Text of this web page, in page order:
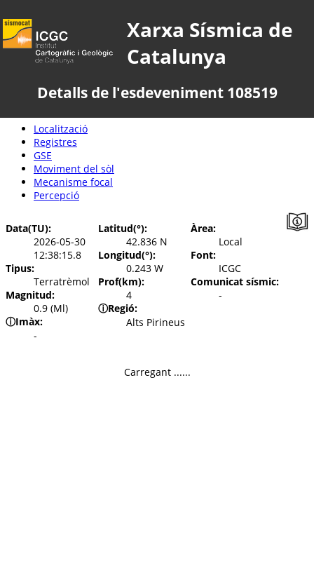
Xarxa Sísmica de
Catalunya
Detalls de l'esdeveniment 108519
Localització
Registres
GSE
Moviment del sòl
Mecanisme focal
Percepció
Data(TU):
2026-05-30
12:38:15.8
Tipus:
Terratrèmol
Magnitud:
0.9 (Ml)
ⓘImàx:
-
Latitud(°):
42.836 N
Longitud(°):
0.243 W
Prof(km):
4
ⓘRegió:
Alts Pirineus
Àrea:
Local
Font:
ICGC
Comunicat sísmic:
-
Carregant ......